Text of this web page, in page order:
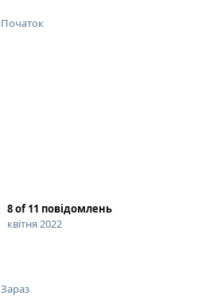
Початок
8of11 повідомлень
квітня 2022
Зараз